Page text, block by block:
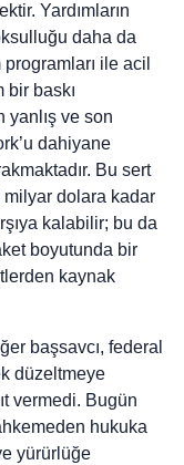
Yardımların
daha da
ile acil
bir baskı
yanlış ve son
dahiyane
Bu sert
milyar dolara kadar
kalabilir; bu da
boyutunda bir
kaynak
başsavcı, federal
düzeltmeye
vermedi. Bugün
hukuka
yürürlüğe